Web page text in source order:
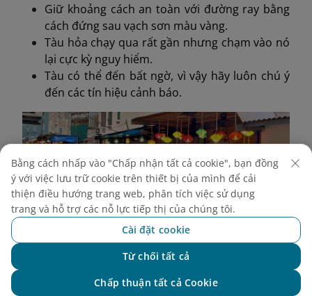
Giữ khoảng cách an toàn với đường ray bằng
cách đứng sau vạch sơn màu vàng.
Tàu hỏa chạy qua rất gần nhưng chạm vào nó
lại cực kỳ nguy hiểm.
Tàu có thể đến bất ngờ, vì vậy hãy luôn chú ý
đến các tín hiệu cảnh báo.
Bằng cách nhấp vào "Chấp nhận tất cả cookie", bạn đồng
ý với việc lưu trữ cookie trên thiết bị của mình để cải
thiện điều hướng trang web, phân tích việc sử dụng
trang và hỗ trợ các nỗ lực tiếp thị của chúng tôi.
Cài đặt cookie
Từ chối tất cả
Chấp thuận tất cả Cookie